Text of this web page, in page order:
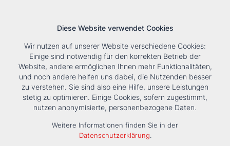
Tools Unternehmen Karriere KontaktSuche
HOME › PRODUKTE › KÄLTE/KLIMA › FANCOILS › DXC ECM 73
TRUHENGERÄT
DXC ECM 73 Truhengerät
Diese Website verwendet Cookies
Wir nutzen auf unserer Website verschiedene Cookies:
Einige sind notwendig für den korrekten Betrieb der
Website, andere ermöglichen Ihnen mehr Funktionalitäten,
und noch andere helfen uns dabei, die Nutzenden besser
zu verstehen. Sie sind also eine Hilfe, unsere Leistungen
stetig zu optimieren. Einige Cookies, sofern zugestimmt,
nutzen anonymisierte, personenbezogene Daten.
Weitere Informationen finden Sie in der
Datenschutzerklärung.